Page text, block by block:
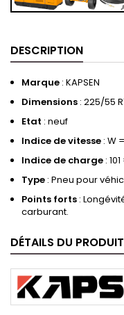
DESCRIPTION
Marque : KAPSEN
Dimensions : 225/55
Etat : neuf
Indice de vitesse : W
Indice de charge :
Type : Pneu pour
Points forts :
carburant.
DÉTAILS DU PRODUIT